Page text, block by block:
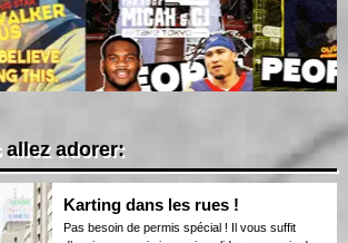
adorer:
Karting dans les rues !
Pas besoin de permis spécial ! Il vous suffit